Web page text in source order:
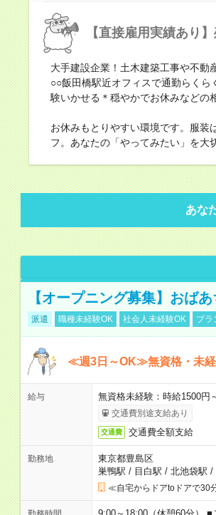
【直接雇用実績あり
大手建設企業！土木建築工事や不動
○○飯田橋駅近オフィスで通勤らく
験いかせる＊穏やかでお休みなどの
お休みもとりやすい環境です。服装
フ。あなたの「やってみたい」を大
あな
【オープニング募集】おば
派遣 職種未経験OK 社会人未経験OK ブラ
≪週3日～OK≫無資格・未経
給与 無資格未経験：時給1500
交通費別途支給あり
交通費 交通費全額支給
勤務地
東京都豊島区
巣鴨駅 / 目白駅 / 北池袋駅 /
≪自宅からドアtoドアで30